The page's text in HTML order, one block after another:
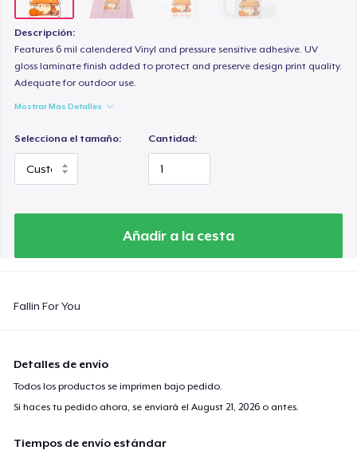
Descripción:
Features 6 mil calendered Vinyl and pressure sensitive adhesive. UV
gloss laminate finish added to protect and preserve design print quality.
Adequate for outdoor use.
Mostrar Más Detalles
Selecciona el tamaño: Cantidad:
Añadir a la cesta
Fallin For You
Detalles de envío
Todos los productos se imprimen bajo pedido.
Si haces tu pedido ahora, se enviará elAugust 21, 2026 o antes.
Tiempos de envío estándar